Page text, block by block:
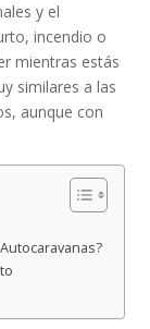
y el
incendio o
mientras estás
similares a las
aunque con